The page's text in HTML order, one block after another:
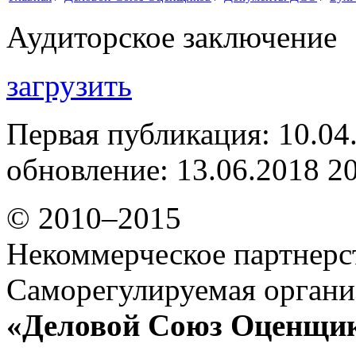
Аудиторское заключение
загрузить
Первая публикация:
обновление: 13.06.2018
© 2010–2015
Некоммерческое
Саморегулируемая
«Деловой Союз